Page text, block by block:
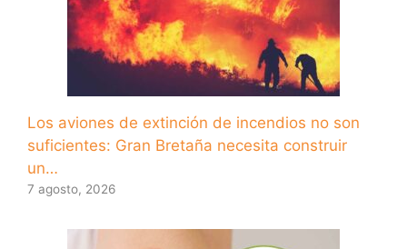
Los aviones de extinción de incendios no son
suficientes: Gran Bretaña necesita construir
un…
7 agosto, 2026